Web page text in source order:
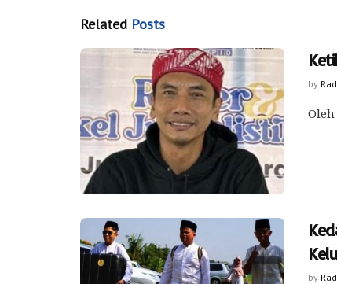
Related Posts
by
by